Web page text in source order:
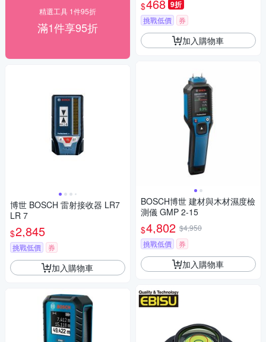
精選工具 1件95折
滿1件享95折
博世 BOSCH 雷射接收器 LR7
LR 7
$2,845
挑戰低價 券
加入購物車
$468 9折
挑戰低價 券
加入購物車
BOSCH博世 建材與木材濕度檢
測儀 GMP 2-15
$4,802 $4,950
挑戰低價
券
加入購物車